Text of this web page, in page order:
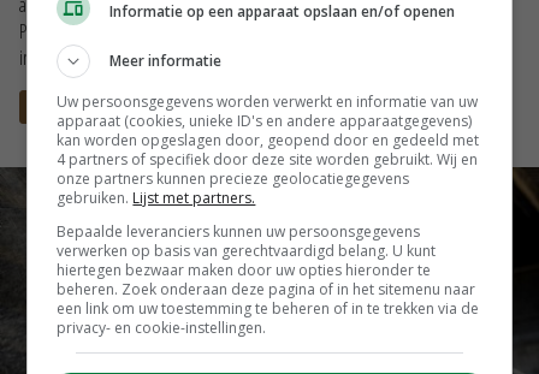
Provimi levert technische kennis en investeert veel tijd, energie en mankracht
in het verbeteren van uw resultaten.
Website
Informatie op een apparaat opslaan en/of openen
Meer informatie
Uw persoonsgegevens worden verwerkt en informatie van uw
apparaat (cookies, unieke ID's en andere apparaatgegevens)
kan worden opgeslagen door, geopend door en gedeeld met
4 partners of specifiek door deze site worden gebruikt. Wij en
onze partners kunnen precieze geolocatiegegevens
gebruiken. Lijst met partners.
Bepaalde leveranciers kunnen uw persoonsgegevens
verwerken op basis van gerechtvaardigd belang. U kunt
hiertegen bezwaar maken door uw opties hieronder te
beheren. Zoek onderaan deze pagina of in het sitemenu naar
een link om uw toestemming te beheren of in te trekken via de
privacy- en cookie-instellingen.